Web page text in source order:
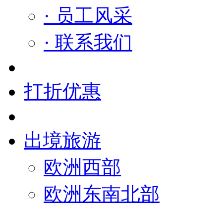
· 员工风采
· 联系我们
打折优惠
出境旅游
欧洲西部
欧洲东南北部